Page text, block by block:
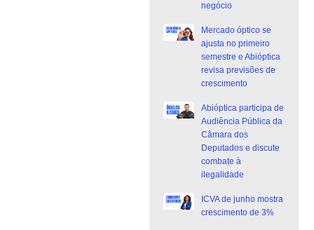
negócio
Mercado óptico se
ajusta no primeiro
semestre e Abióptica
revisa previsões de
crescimento
Abióptica participa de
Audiência Pública da
Câmara dos
Deputados e discute
combate à
ilegalidade
ICVA de junho mostra
crescimento de 3%